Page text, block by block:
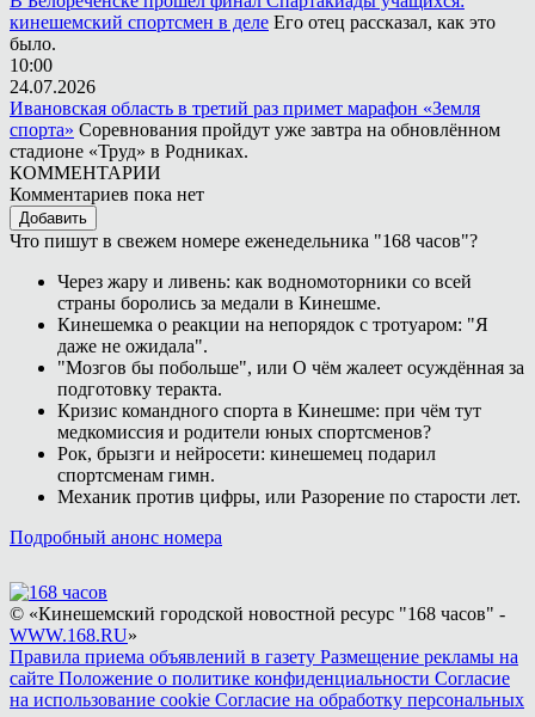
кинешемский спортсмен в деле Его отец рассказал, как это
было.
10:00
24.07.2026
Ивановская область в третий раз примет марафон «Земля
спорта» Соревнования пройдут уже завтра на обновлённом
стадионе «Труд» в Родниках.
КОММЕНТАРИИ
Комментариев пока нет
Добавить
Что пишут в свежем номере еженедельника "168 часов"?
Через жару и ливень: как водномоторники со всей
страны боролись за медали в Кинешме.
Кинешемка о реакции на непорядок с тротуаром: "Я
даже не ожидала".
"Мозгов бы побольше", или О чём жалеет осуждённая за
подготовку теракта.
Кризис командного спорта в Кинешме: при чём тут
медкомиссия и родители юных спортсменов?
Рок, брызги и нейросети: кинешемец подарил
спортсменам гимн.
Механик против цифры, или Разорение по старости лет.
Подробный анонс номера
© «Кинешемский городской новостной ресурс "168 часов" -
WWW.168.RU»
Правила приема объявлений в газету Размещение рекламы на
сайте Положение о политике конфиденциальности Согласие
на использование cookie Согласие на обработку персональных